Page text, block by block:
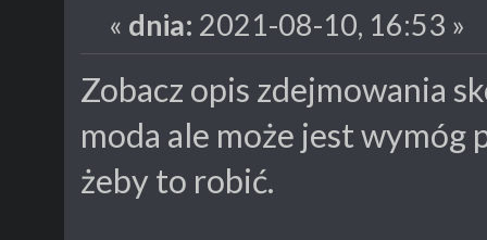
« dnia: 2021-08-10, 16:53 »
Zobacz opis zdejmowania
moda ale może jest wymóg
żeby to robić.